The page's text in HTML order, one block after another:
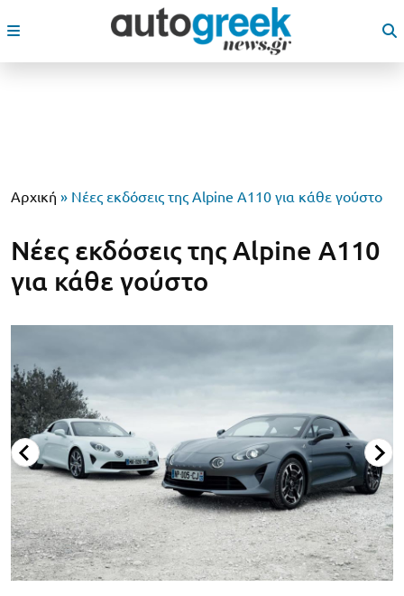
Αρχική » Νέες εκδόσεις της Alpine A110 για κάθε γούστο
Νέες εκδόσεις της Alpine A110
για κάθε γούστο